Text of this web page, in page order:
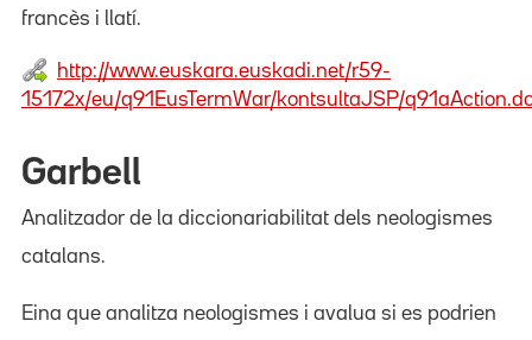
francès i llatí.
http://www.euskara.euskadi.net/r59-
15172x/eu/q91EusTermWar/kontsultaJSP/
Garbell
Analitzador de la diccionariabilitat dels neologismes
catalans.
Eina que analitza neologismes i avalua si es podrien